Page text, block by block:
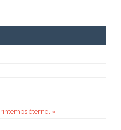
éternel »